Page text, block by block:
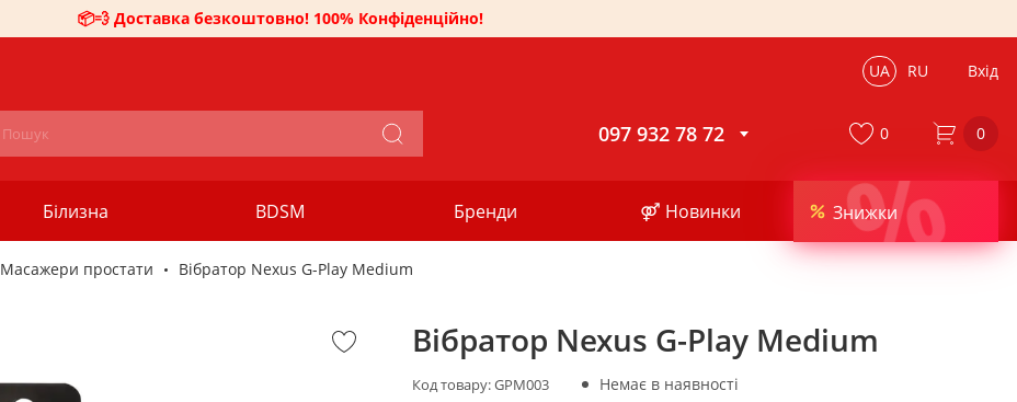
📦💨 Доставка безкоштовно! 100% Конфіденційно!
UA RU Вхід
097 932 78 72 0
Білизна BDSM Бренди ⚤ Новинки %
Знижки
0
Масажери простати Вібратор Nexus G-Play Medium
Вібратор Nexus G-Play Medium
Код товару:GPM003 Немає в наявності